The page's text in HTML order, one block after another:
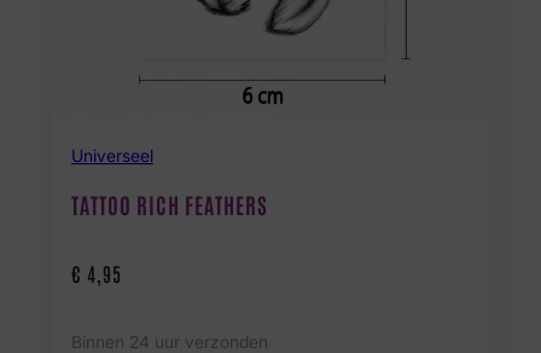
Universeel
TATTOO RICH FEATHERS
€ 4,95
Binnen 24 uur verzonden